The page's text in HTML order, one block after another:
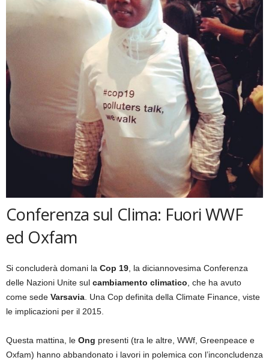
Conferenza sul Clima: Fuori WWF
ed Oxfam
Si concluderà domani la Cop 19 , la diciannovesima Conferenza
delle Nazioni Unite sul cambiamento climatico , che ha avuto
come sede Varsavia . Una Cop definita della Climate Finance, viste
le implicazioni per il 2015.
Questa mattina, le Ong presenti (tra le altre, WWf, Greenpeace e
Oxfam) hanno abbandonato i lavori in polemica con l’inconcludenza